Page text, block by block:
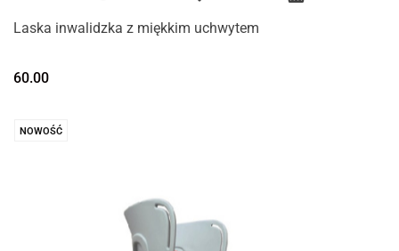
Laska inwalidzka z miękkim uchwytem
60.00
NOWOŚĆ